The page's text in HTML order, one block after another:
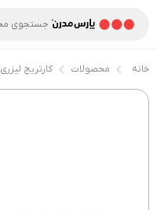
خانه محصولات کارتریج لیزری